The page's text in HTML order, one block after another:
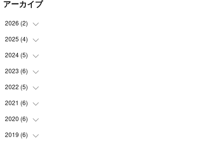
アーカイブ
2026 (2)
(
)
2025 (4)
(
)
(
)
(
)
(
)
2024 (5)
(
)
(
)
(
)
(
)
2023 (6)
(
)
(
)
(
)
(
)
2022 (5)
(
)
(
)
(
)
2021 (6)
(
)
(
)
2020 (6)
(
)
2019 (6)